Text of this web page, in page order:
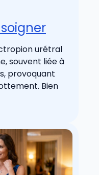
urétral
souvent liée à
provoquant
Bien